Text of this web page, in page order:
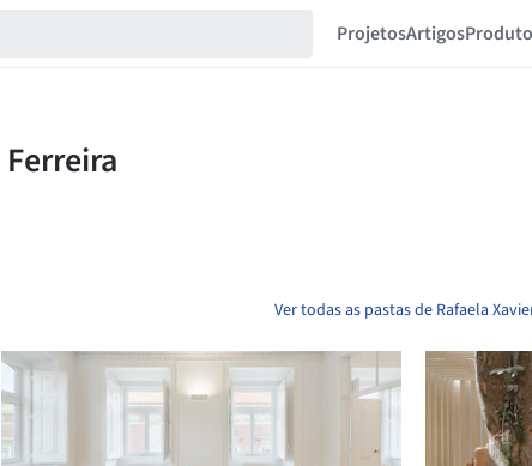
ProjetosArtigos
Ver todas as pastas de Rafaela